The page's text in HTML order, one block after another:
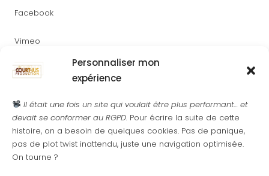
Personnaliser mon
expérience
Il était une fois un site qui voulait être plus performant... et
devait se conformer au RGPD. Pour écrire la suite de cette
histoire, on a besoin de quelques cookies. Pas de panique,
pas de plot twist inattendu, juste une navigation optimisée.
On tourne ?
Facebook
Vimeo
Youtube
Instagram